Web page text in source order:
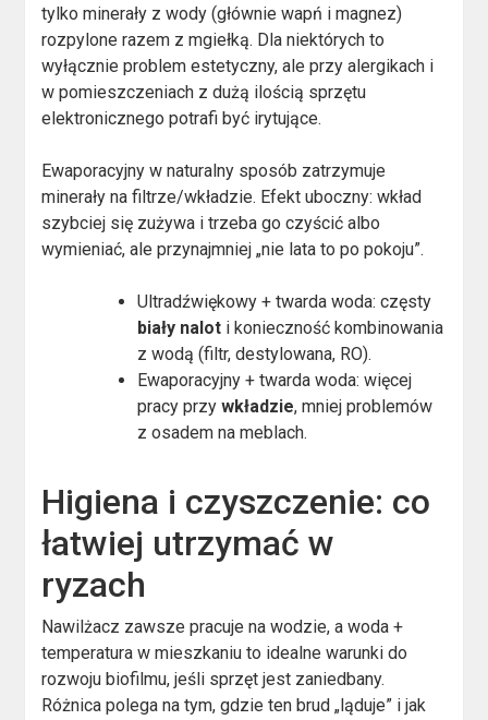
tylko minerały z wody (głównie wapń i magnez)
rozpylone razem z mgiełką. Dla niektórych to
wyłącznie problem estetyczny, ale przy alergikach i
w pomieszczeniach z dużą ilością sprzętu
elektronicznego potrafi być irytujące.
Ewaporacyjny w naturalny sposób zatrzymuje
minerały na filtrze/wkładzie. Efekt uboczny: wkład
szybciej się zużywa i trzeba go czyścić albo
wymieniać, ale przynajmniej „nie lata to po pokoju”.
Ultradźwiękowy + twarda woda: częsty
biały nalot i konieczność kombinowania
z wodą (filtr, destylowana, RO).
Ewaporacyjny + twarda woda: więcej
pracy przywkładzie, mniej problemów
z osadem na meblach.
Higiena i czyszczenie: co
łatwiej utrzymać w
ryzach
Nawilżacz zawsze pracuje na wodzie, a woda +
temperatura w mieszkaniu to idealne warunki do
rozwoju biofilmu, jeśli sprzęt jest zaniedbany.
Różnica polega na tym, gdzie ten brud „ląduje” i jak